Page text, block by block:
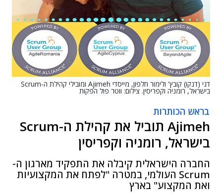
דני (דנקו) קובץ' ולימור חלפון, מייסדי Ajimeh ומובילי קהילת ה-Scrum
בישראל, רומניה וקפריסין. צילום: ווטר פול הפקות
בראש הכותרות
Ajimeh תוביל את קהילת ה-Scrum
בישראל, רומניה וקפריסין
החברה הישראלית קיבלה את התפקיד מארגון ה-
Scrum העולמי, במטרה "לפתח את המקצועיות
ואת המקצוע" בארץ